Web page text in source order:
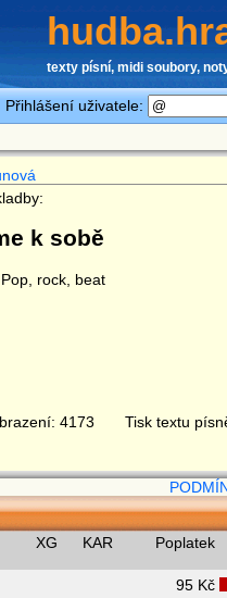
texty písní, midi soubory,
uživatele:
k sobě
rock, beat
4173 Tisk textu
XG KAR Poplatek
95 Kč